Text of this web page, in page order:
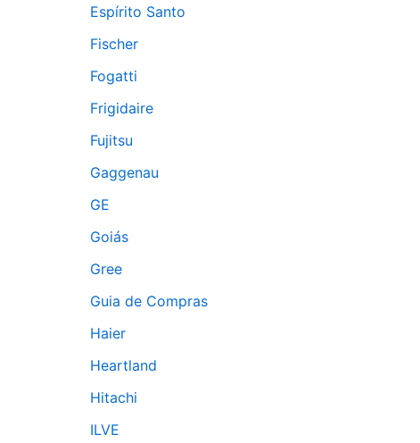
Espírito Santo
Fischer
Fogatti
Frigidaire
Fujitsu
Gaggenau
GE
Goiás
Gree
Guia de Compras
Haier
Heartland
Hitachi
ILVE